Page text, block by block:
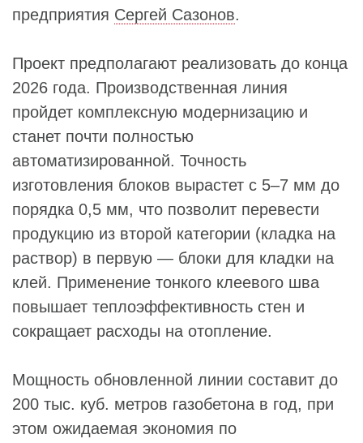
предприятия Сергей Сазонов.
Проект предполагают реализовать до конца
2026 года. Производственная линия
пройдет комплексную модернизацию и
станет почти полностью
автоматизированной. Точность
изготовления блоков вырастет с 5–7 мм до
порядка 0,5 мм, что позволит перевести
продукцию из второй категории (кладка на
раствор) в первую — блоки для кладки на
клей. Применение тонкого клеевого шва
повышает теплоэффективность стен и
сокращает расходы на отопление.
Мощность обновленной линии составит до
200 тыс. куб. метров газобетона в год, при
этом ожидаемая экономия по